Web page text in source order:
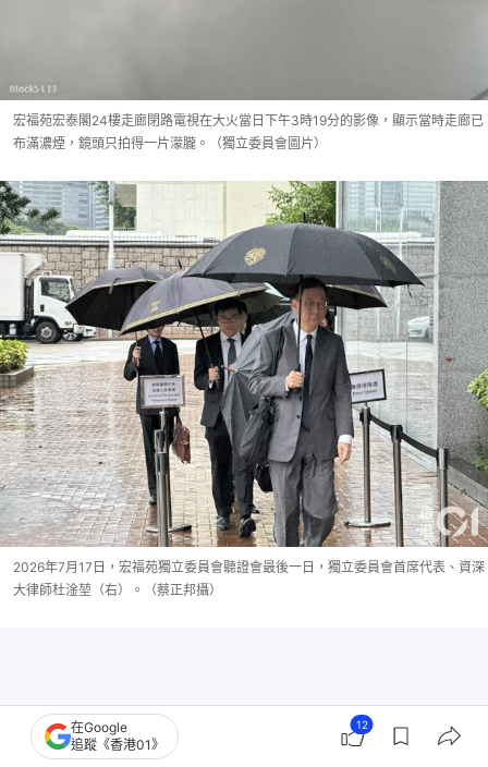
宏福苑宏泰閣24樓走廊閉路電視在大火當日下午3時19分的影像，顯示當時走廊已
布滿濃煙，鏡頭只拍得一片濛朧。（獨立委員會圖片）
2026年7月17日，宏福苑獨立委員會聽證會最後一日，獨立委員會首席代表、資深
大律師杜淦堃（右）。（蔡正邦攝）
在Google
追蹤《香港01》
12